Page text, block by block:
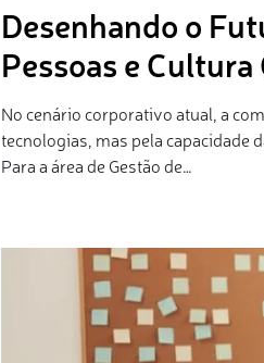
Desenhando o
Pessoas e
No cenário corporativo atual, a
tecnologias, mas pela capacidade
Para a área de Gestão de…